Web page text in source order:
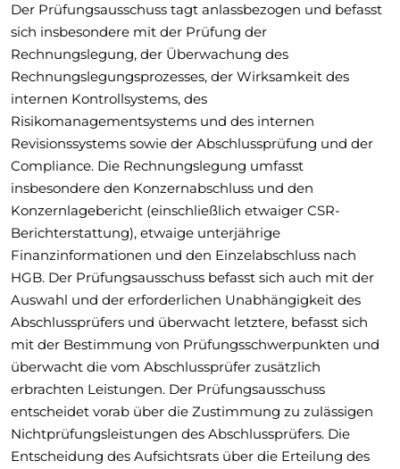
Der Prüfungsausschuss tagt anlassbezogen und befasst
sich insbesondere mit der Prüfung der
Rechnungslegung, der Überwachung des
Rechnungslegungsprozesses, der Wirksamkeit des
internen Kontrollsystems, des
Risikomanagementsystems und des internen
Revisionssystems sowie der Abschlussprüfung und der
Compliance. Die Rechnungslegung umfasst
insbesondere den Konzernabschluss und den
Konzernlagebericht (einschließlich etwaiger CSR-
Berichterstattung), etwaige unterjährige
Finanzinformationen und den Einzelabschluss nach
HGB. Der Prüfungsausschuss befasst sich auch mit der
Auswahl und der erforderlichen Unabhängigkeit des
Abschlussprüfers und überwacht letztere, befasst sich
mit der Bestimmung von Prüfungsschwerpunkten und
überwacht die vom Abschlussprüfer zusätzlich
erbrachten Leistungen. Der Prüfungsausschuss
entscheidet vorab über die Zustimmung zu zulässigen
Nichtprüfungsleistungen des Abschlussprüfers. Die
Entscheidung des Aufsichtsrats über die Erteilung des